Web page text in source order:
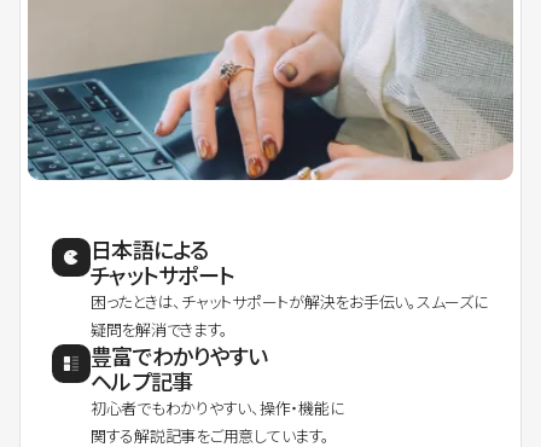
日本語による
チャットサポート
困ったときは、チャットサポートが解決をお手伝い。スムーズに
疑問を解消できます。
豊富でわかりやすい
ヘルプ記事
初心者でもわかりやすい、操作・機能に
関する解説記事をご用意しています。